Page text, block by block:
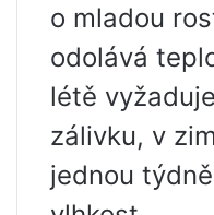
o mladou
odolává
létě
zálivku, v
jednou